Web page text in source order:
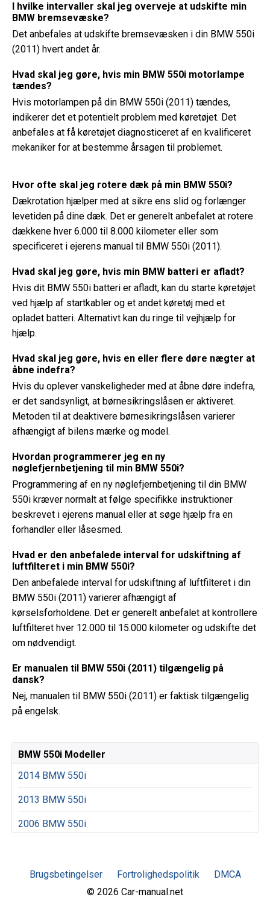
I hvilke intervaller skal jeg overveje at udskifte min
BMW bremsevæske?
Det anbefales at udskifte bremsevæsken i din BMW 550i
(2011) hvert andet år.
Hvad skal jeg gøre, hvis min BMW 550i motorlampe
tændes?
Hvis motorlampen på din BMW 550i (2011) tændes,
indikerer det et potentielt problem med køretøjet. Det
anbefales at få køretøjet diagnosticeret af en kvalificeret
mekaniker for at bestemme årsagen til problemet.
Hvor ofte skal jeg rotere dæk på min BMW 550i?
Dækrotation hjælper med at sikre ens slid og forlænger
levetiden på dine dæk. Det er generelt anbefalet at rotere
dækkene hver 6.000 til 8.000 kilometer eller som
specificeret i ejerens manual til BMW 550i (2011).
Hvad skal jeg gøre, hvis min BMW batteri er afladt?
Hvis dit BMW 550i batteri er afladt, kan du starte køretøjet
ved hjælp af startkabler og et andet køretøj med et
opladet batteri. Alternativt kan du ringe til vejhjælp for
hjælp.
Hvad skal jeg gøre, hvis en eller flere døre nægter at
åbne indefra?
Hvis du oplever vanskeligheder med at åbne døre indefra,
er det sandsynligt, at børnesikringslåsen er aktiveret.
Metoden til at deaktivere børnesikringslåsen varierer
afhængigt af bilens mærke og model.
Hvordan programmerer jeg en ny
nøglefjernbetjening til min BMW 550i?
Programmering af en ny nøglefjernbetjening til din BMW
550i kræver normalt at følge specifikke instruktioner
beskrevet i ejerens manual eller at søge hjælp fra en
forhandler eller låsesmed.
Hvad er den anbefalede interval for udskiftning af
luftfilteret i min BMW 550i?
Den anbefalede interval for udskiftning af luftfilteret i din
BMW 550i (2011) varierer afhængigt af
kørselsforholdene. Det er generelt anbefalet at kontrollere
luftfilteret hver 12.000 til 15.000 kilometer og udskifte det
om nødvendigt.
Er manualen til BMW 550i (2011) tilgængelig på
dansk?
Nej, manualen til BMW 550i (2011) er faktisk tilgængelig
på engelsk.
BMW 550i Modeller
2014 BMW 550i
2013 BMW 550i
2006 BMW 550i
Brugsbetingelser Fortrolighedspolitik
DMCA
© 2026 Car-manual.net